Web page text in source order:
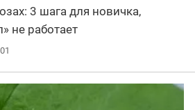
3 шага для новичка,
не работает